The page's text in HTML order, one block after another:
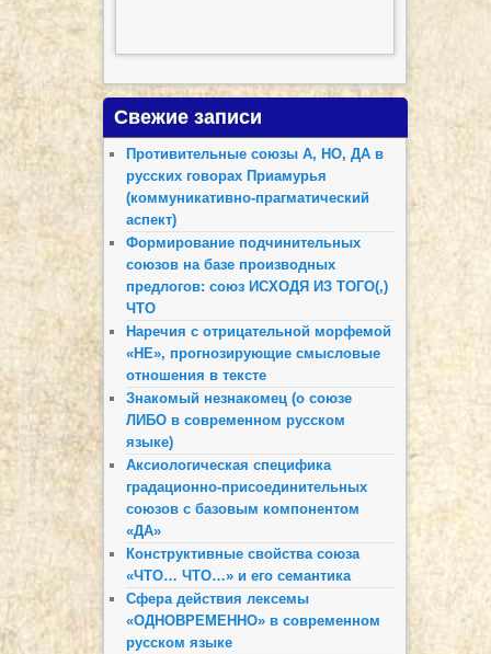
Свежие записи
Противительные союзы А, НО, ДА в
русских говорах Приамурья
(коммуникативно-прагматический
аспект)
Формирование подчинительных
союзов на базе производных
предлогов: союз ИСХОДЯ ИЗ ТОГО(,)
ЧТО
Наречия с отрицательной морфемой
«НЕ», прогнозирующие смысловые
отношения в тексте
Знакомый незнакомец (о союзе
ЛИБО в современном русском
языке)
Аксиологическая специфика
градационно-присоединительных
союзов с базовым компонентом
«ДА»
Конструктивные свойства союза
«ЧТО… ЧТО…» и его семантика
Сфера действия лексемы
«ОДНОВРЕМЕННО» в современном
русском языке